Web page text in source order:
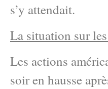
s’y attendait.
La situation sur
Les actions
soir en hausse